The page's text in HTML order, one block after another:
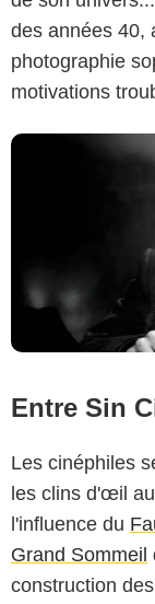
des années 40,
photographie
motivations
Entre Sin
Les cinéphiles
les clins d'œil
l'influence du
Grand Sommeil
construction